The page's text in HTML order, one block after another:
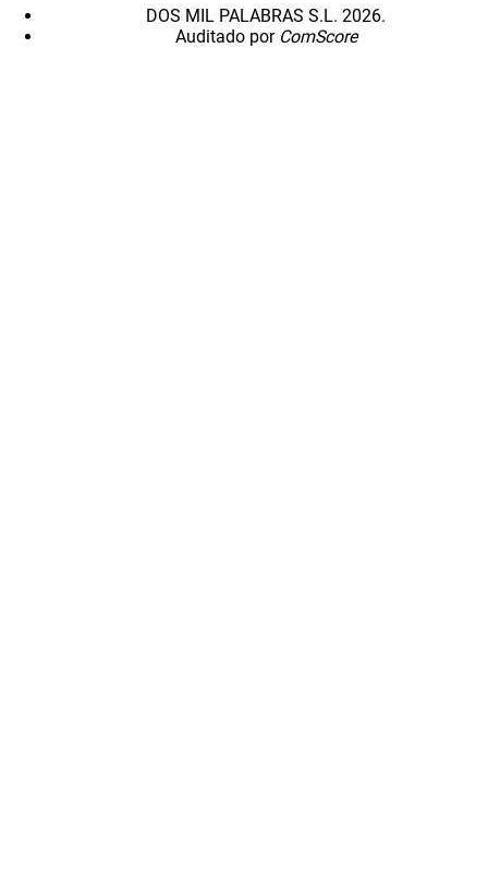
DOS MIL PALABRAS S.L. 2026.
Auditado por ComScore